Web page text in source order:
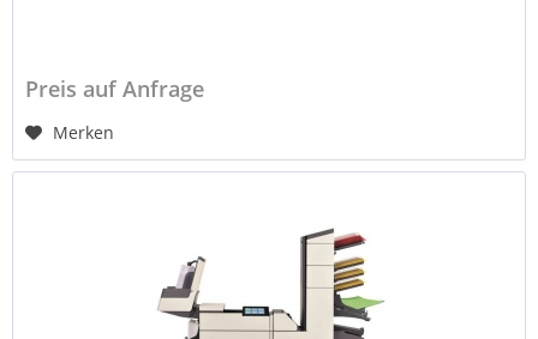
Preis auf Anfrage
Merken